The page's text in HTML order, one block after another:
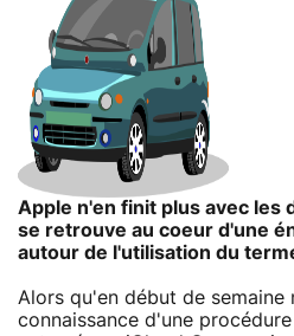
Apple n'en finit plus avec les
se retrouve au coeur d'une
autour de l'utilisation du
Alors qu'en début de semaine
connaissance d'une